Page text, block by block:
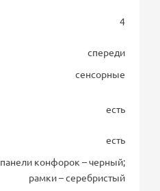
4
спереди
сенсорные
есть
есть
панели конфорок – черный;
рамки – серебристый